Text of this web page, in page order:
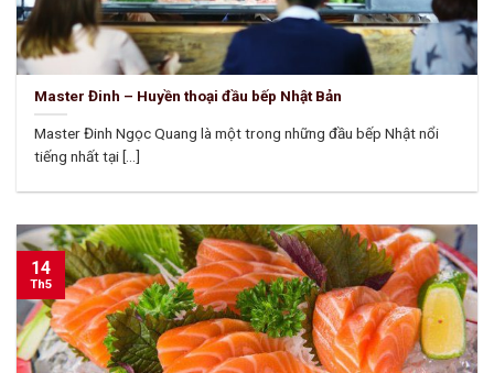
Master Đinh – Huyền thoại đầu bếp Nhật Bản
Master Đinh Ngọc Quang là một trong những đầu bếp Nhật nổi
tiếng nhất tại [...]
14
Th5